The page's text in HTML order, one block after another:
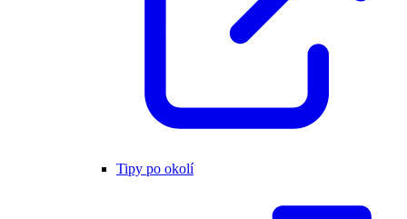
Tipy po okolí